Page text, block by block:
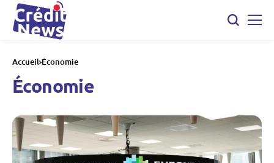
Accueil Économie
Économie